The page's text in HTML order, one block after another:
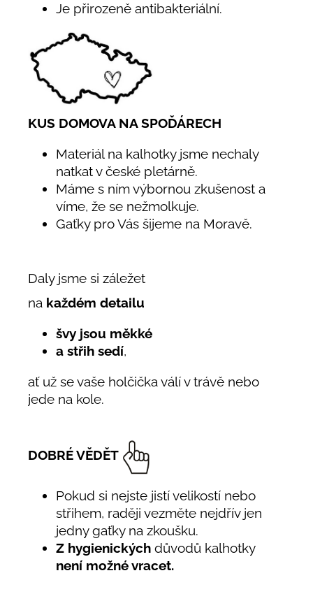
Je přirozeně antibakteriální.
KUS DOMOVA NA SPOĎÁRECH
Materiál na kalhotky jsme nechaly
natkat v české pletárně.
Máme s ním výbornou zkušenost a
víme, že se nežmolkuje.
Gaťky pro Vás šijeme na Moravě.
Daly jsme si záležet
na každém detailu
švy jsou měkké
a střih sedí,
ať už se vaše holčička válí v trávě nebo
jede na kole.
DOBRÉ VĚDĚT
Pokud si nejste jistí velikostí nebo
střihem, raději vezměte nejdřív jen
jedny gaťky na zkoušku.
Z hygienických důvodů kalhotky
není možné vracet.